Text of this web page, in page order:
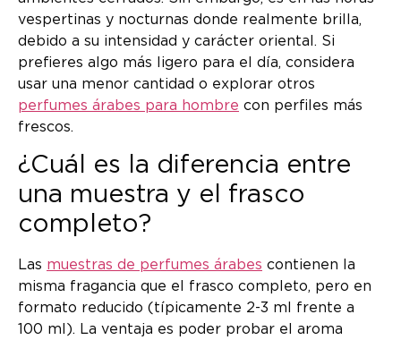
vespertinas y nocturnas donde realmente brilla,
debido a su intensidad y carácter oriental. Si
prefieres algo más ligero para el día, considera
usar una menor cantidad o explorar otros
perfumes árabes para hombre con perfiles más
frescos.
¿Cuál es la diferencia entre
una muestra y el frasco
completo?
Las muestras de perfumes árabes contienen la
misma fragancia que el frasco completo, pero en
formato reducido (típicamente 2-3 ml frente a
100 ml). La ventaja es poder probar el aroma